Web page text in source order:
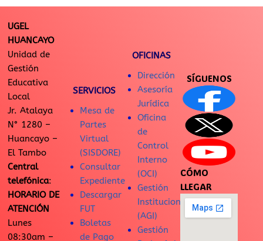
UGEL
HUANCAYO
Unidad de
Gestión
Educativa
Local
Jr. Atalaya
N° 1280 –
Huancayo –
El Tambo
Central
telefónica:
HORARIO DE
ATENCIÓN
Lunes
08:30am –
SERVICIOS
Mesa de
Partes
Virtual
(SISDORE)
Consultar
Expediente
Descargar
FUT
Boletas
de Pago
OFICINAS
Dirección
Asesoría
Jurídica
Oficina
de
Control
Interno
(OCI)
Gestión
Institucional
(AGI)
Gestión
SÍGUENOS
CÓMO
LLEGAR